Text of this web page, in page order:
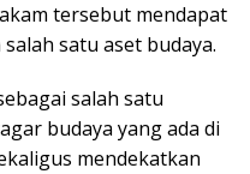
tersebut mendapat
satu aset budaya.
salah satu
budaya yang ada di
mendekatkan